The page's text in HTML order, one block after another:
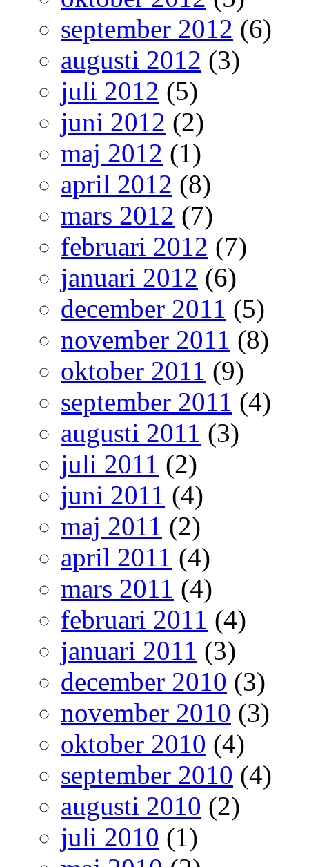
september 2012 (6)
augusti 2012 (3)
juli 2012 (5)
juni 2012 (2)
maj 2012 (1)
april 2012 (8)
mars 2012 (7)
februari 2012 (7)
januari 2012 (6)
december 2011 (5)
november 2011 (8)
oktober 2011 (9)
september 2011 (4)
augusti 2011 (3)
juli 2011 (2)
juni 2011 (4)
maj 2011 (2)
april 2011 (4)
mars 2011 (4)
februari 2011 (4)
januari 2011 (3)
december 2010 (3)
november 2010 (3)
oktober 2010 (4)
september 2010 (4)
augusti 2010 (2)
juli 2010 (1)